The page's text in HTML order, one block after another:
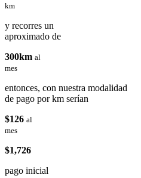
km
y recorres un
aproximado de
300km al
mes
entonces, con nuestra modalidad
de pago por km serían
$126 al
mes
$1,726
pago inicial